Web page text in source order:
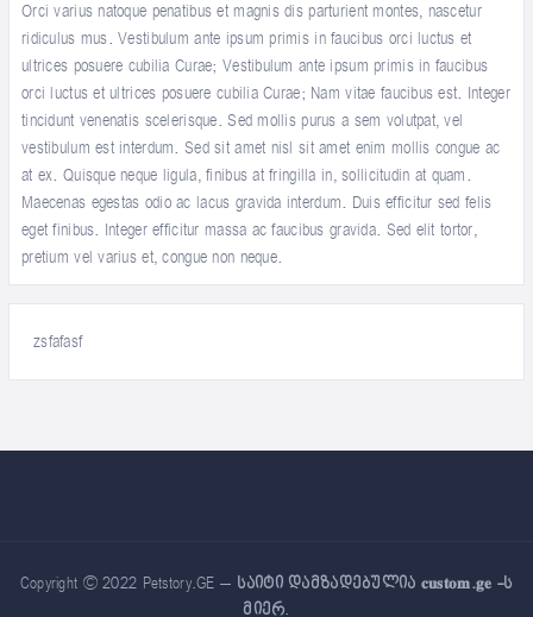
Orci varius natoque penatibus et magnis dis parturient montes, nascetur
ridiculus mus. Vestibulum ante ipsum primis in faucibus orci luctus et
ultrices posuere cubilia Curae; Vestibulum ante ipsum primis in faucibus
orci luctus et ultrices posuere cubilia Curae; Nam vitae faucibus est. Integer
tincidunt venenatis scelerisque. Sed mollis purus a sem volutpat, vel
vestibulum est interdum. Sed sit amet nisl sit amet enim mollis congue ac
at ex. Quisque neque ligula, finibus at fringilla in, sollicitudin at quam.
Maecenas egestas odio ac lacus gravida interdum. Duis efficitur sed felis
eget finibus. Integer efficitur massa ac faucibus gravida. Sed elit tortor,
pretium vel varius et, congue non neque.
zsfafasf
Copyright © 2022 Petstory.GE – საიტი დამზადებულია 𝐜𝐮𝐬𝐭𝐨𝐦.𝐠𝐞 -ს
მიერ.